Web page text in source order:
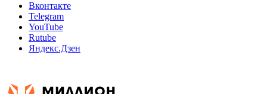
Вконтакте
Telegram
YouTube
Rutube
Яндекс.Дзен